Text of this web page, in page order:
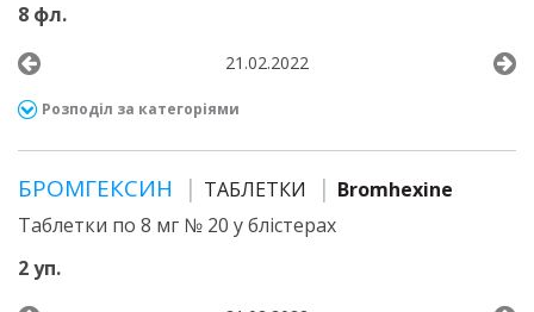
8 фл.
21.02.2022
Розподіл за категоріями
БРОМГЕКСИН ТАБЛЕТКИ
Bromhexine
Таблетки по 8 мг № 20 у блістерах
2 уп.